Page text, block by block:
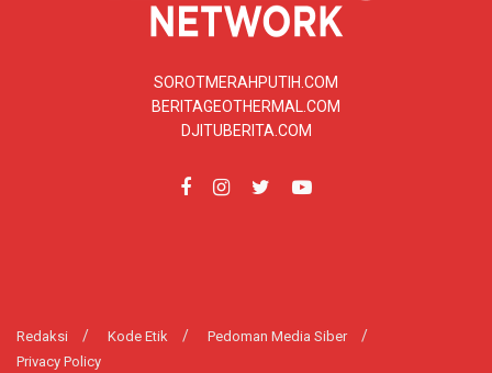
SOROTMERAHPUTIH.COM
BERITAGEOTHERMAL.COM
DJITUBERITA.COM
Redaksi Kode Etik
Pedoman Media Siber
Privacy Policy